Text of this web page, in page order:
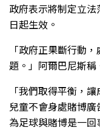
政府表示將制定立
日起生效。
「政府正果斷行動
題。」阿爾巴尼斯稱
「我們取得平衡，
兒童不會身處賭博
為足球與賭博是一回